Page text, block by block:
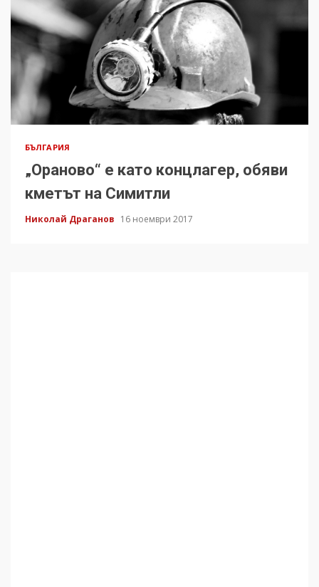
БЪЛГАРИЯ
„Ораново“ е като концлагер, обяви
кметът на Симитли
Николай Драганов 16 ноември 2017